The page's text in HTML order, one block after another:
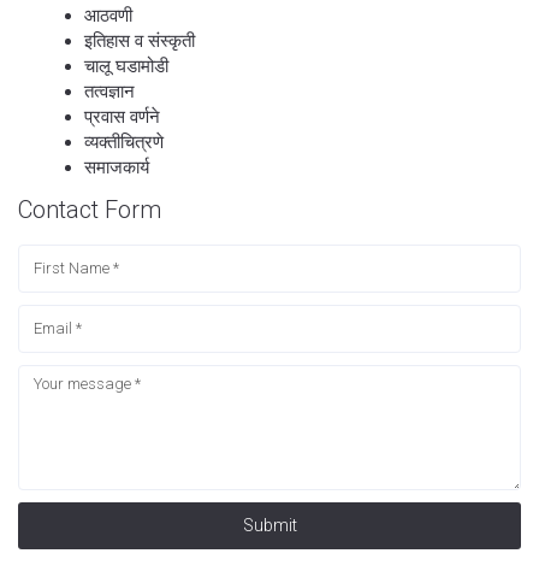
आठवणी
इतिहास व संस्कृती
चालू घडामोडी
तत्वज्ञान
प्रवास वर्णने
व्यक्तीचित्रणे
समाजकार्य
Contact Form
Submit